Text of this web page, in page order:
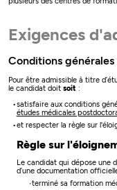
Exigences
Conditions générales
Pour être admissible à titre
le candidat doitsoit :
satisfaire aux conditions
études médicales
et respecter la règle sur
Règle sur
Le candidat qui dépose une
d’une documentation
terminé sa formation